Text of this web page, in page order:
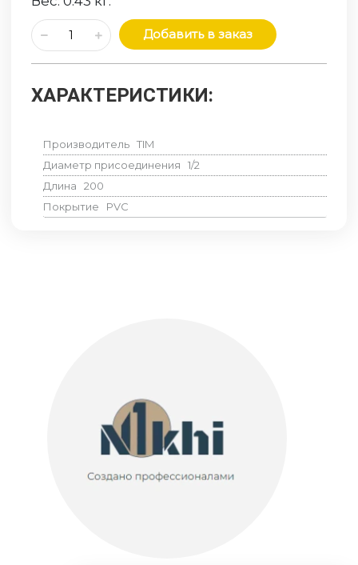
Добавить в заказ
ХАРАКТЕРИСТИКИ:
Производитель TIM
Диаметр присоединения
1/2
Длина
200
Покрытие
PVC